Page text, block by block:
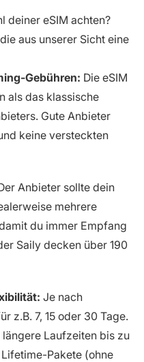
deiner eSIM achten?
aus unserer Sicht eine
Gebühren: Die eSIM
als das klassische
Gute Anbieter
keine versteckten
Anbieter sollte dein
mehrere
du immer Empfang
Saily decken über 190
Je nach
z.B. 7, 15 oder 30 Tage.
Laufzeiten bis zu
Pakete (ohne